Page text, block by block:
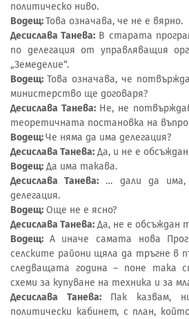
политическо ниво.
Водещ:Това означава, че не е вярно.
Десислава Танева: В старата
по делегация от управляващия
„Земеделие“.
Водещ: Това означава, че
министерство ще договаря?
Десислава Танева: Не, не
теоретичната постановка на
Водещ:Че няма да има делегация?
Десислава Танева: Да, и не е
Водещ: Да има такава.
Десислава Танева: … дали да има,
делегация.
Водещ: Още не е ясно?
Десислава Танева: Да, не е обсъждан
Водещ: А иначе самата нова
селските райони щяла да тръгне в
следващата година – поне така
схеми за купуване на техника и за
Десислава Танева:Пак казвам,
политически кабинет, с план,